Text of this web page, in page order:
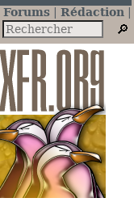
Forums
Rédaction